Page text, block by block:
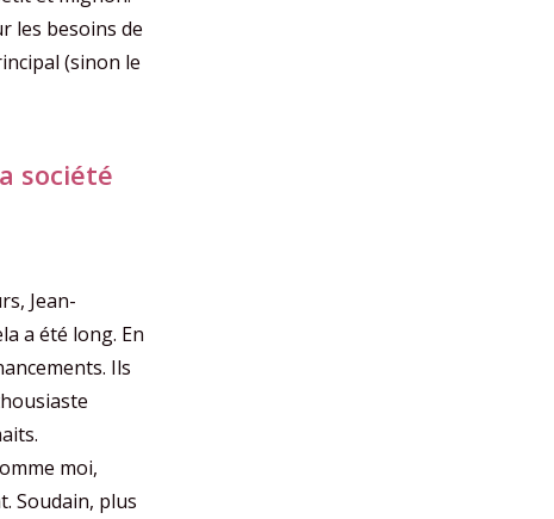
les besoins de
(sinon le
société
Jean-
a été long. En
Ils
moi,
Soudain, plus